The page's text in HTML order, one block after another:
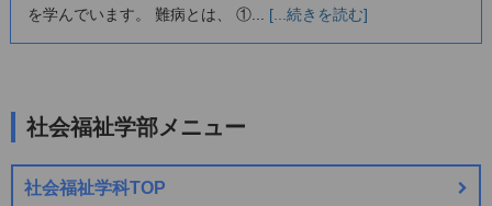
を学んでいます。 難病とは、 ①... [...続きを読む]
社会福祉学部メニュー
社会福祉学科TOP